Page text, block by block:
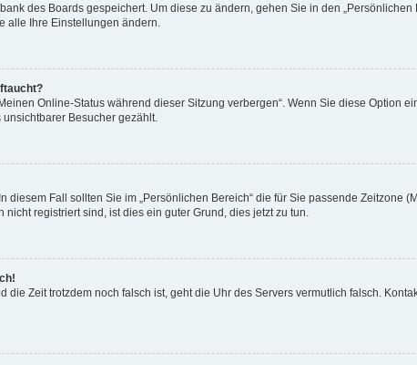
des Boards gespeichert. Um diese zu ändern, gehen Sie in den
alle Ihre Einstellungen ändern.
Online-Status während dieser Sitzung verbergen“. Wenn Sie diese Option
Besucher gezählt.
Fall sollten Sie im „Persönlichen Bereich“ die für Sie passende Zeitzone
registriert sind, ist dies ein guter Grund, dies jetzt zu tun.
Zeit trotzdem noch falsch ist, geht die Uhr des Servers vermutlich falsch.